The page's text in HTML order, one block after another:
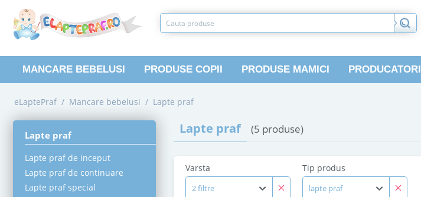
MANCARE BEBELUSI PRODUSE COPII PRODUSE MAMICI PRODUCATORI
eLaptePraf / Mancare bebelusi / Lapte praf
Lapte praf
Lapte praf de inceput
Lapte praf de continuare
Lapte praf special
Lapte praf (5 produse)
Varsta
2 filtre
Tip produs
lapte praf